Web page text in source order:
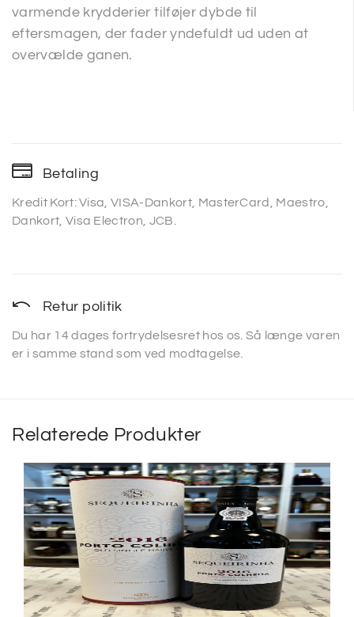
varmende krydderier tilføjer dybde til
eftersmagen, der fader yndefuldt ud uden at
overvælde ganen.
Betaling
Kredit Kort: Visa, VISA-Dankort, MasterCard, Maestro,
Dankort, Visa Electron, JCB.
Retur politik
Du har 14 dages fortrydelsesret hos os. Så længe varen
er i samme stand som ved modtagelse.
Relaterede Produkter